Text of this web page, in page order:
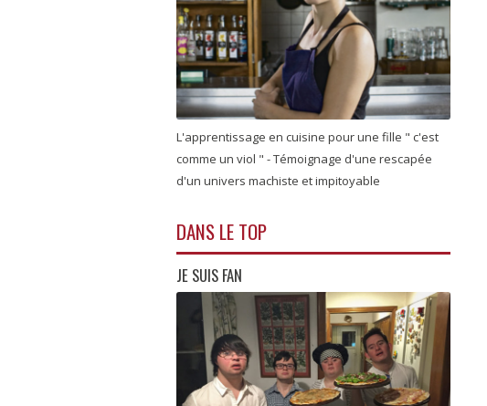
L'apprentissage en cuisine pour une fille " c'est
comme un viol " - Témoignage d'une rescapée
d'un univers machiste et impitoyable
DANS LE TOP
JE SUIS FAN